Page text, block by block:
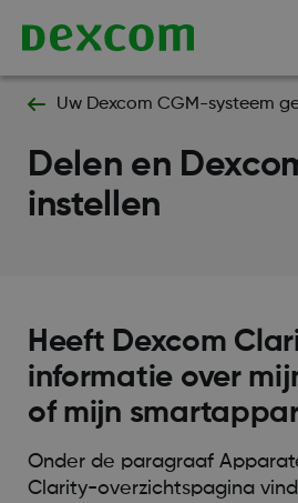
Uw Dexcom CGM-systeem
Delen en
instellen
Heeft Dexcom
informatie over
of mijn
Onder de paragraaf
Clarity-overzichtspagina